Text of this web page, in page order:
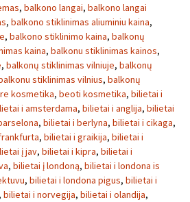
, balkono langai, balkono langai
, balkono stiklinimas aliuminiu kaina,
, balkono stiklinimo kaina, balkonų
kaina, balkonu stiklinimas kainos,
, balkonų stiklinimas vilniuje, balkonų
stiklinimas vilnius, balkonų
kosmetika, beoti kosmetika, bilietai i
i amsterdama, bilietai i anglija, bilietai
, bilietai i berlyna, bilietai i cikaga,
, bilietai i graikija, bilietai i
į jav, bilietai i kipra, bilietai i
, bilietai į londoną, bilietai i londona is
, bilietai i londona pigus, bilietai i
, bilietai i norvegija, bilietai i olandija,